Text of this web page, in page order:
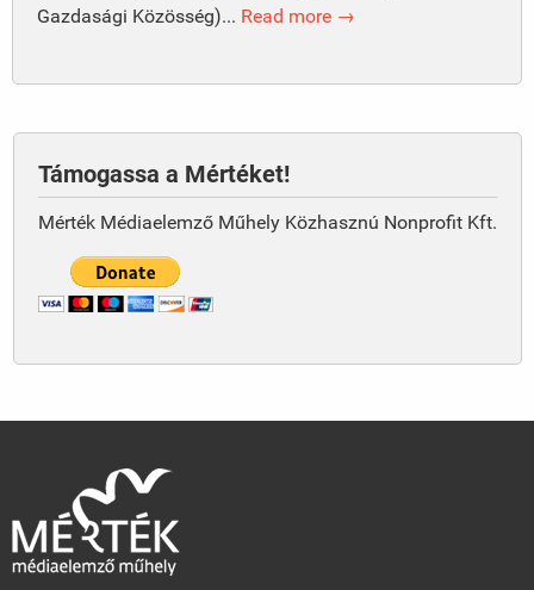
Gazdasági Közösség)... Read more →
Támogassa a Mértéket!
Mérték Médiaelemző Műhely Közhasznú Nonprofit Kft.